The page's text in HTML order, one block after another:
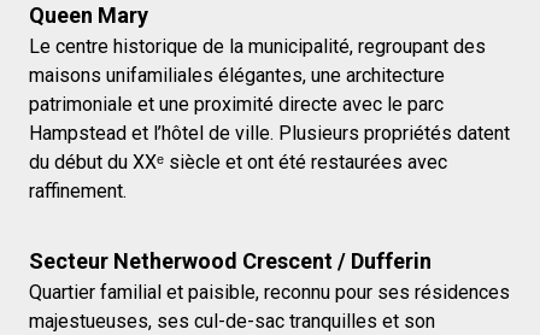
Queen Mary
Le centre historique de la municipalité, regroupant des
maisons unifamiliales élégantes, une architecture
patrimoniale et une proximité directe avec le parc
Hampstead et l’hôtel de ville. Plusieurs propriétés datent
du début du XXᵉ siècle et ont été restaurées avec
raffinement.
Secteur Netherwood Crescent / Dufferin
Quartier familial et paisible, reconnu pour ses résidences
majestueuses, ses cul-de-sac tranquilles et son